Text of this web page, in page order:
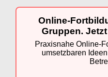
Online-
Gruppen.
Praxisnahe Online-
umsetzbaren